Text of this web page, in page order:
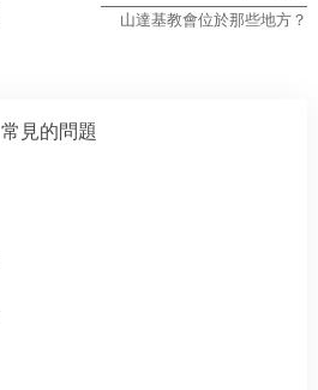
山達基教會位於那些地方？
常見的問題